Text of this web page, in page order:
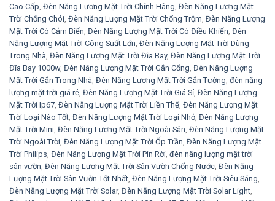
Cao Cấp, Đèn Năng Lượng Mặt Trời Chính Hãng, Đèn Năng Lượng Mặt
Trời Chống Chói, Đèn Năng Lượng Mặt Trời Chống Trộm, Đèn Năng Lượng
Mặt Trời Có Cảm Biến, Đèn Năng Lượng Mặt Trời Có Điều Khiển, Đèn
Năng Lượng Mặt Trời Công Suất Lớn, Đèn Năng Lượng Mặt Trời Dùng
Trong Nhà, Đèn Năng Lượng Mặt Trời Đĩa Bay, Đèn Năng Lượng Mặt Trời
Đĩa Bay 1000w, Đèn Năng Lượng Mặt Trời Gắn Cổng, Đèn Năng Lượng
Mặt Trời Gắn Trong Nhà, Đèn Năng Lượng Mặt Trời Gắn Tường, đèn năng
lượng mặt trời giá rẻ, Đèn Năng Lượng Mặt Trời Giá Sỉ, Đèn Năng Lượng
Mặt Trời Ip67, Đèn Năng Lượng Mặt Trời Liền Thể, Đèn Năng Lượng Mặt
Trời Loại Nào Tốt, Đèn Năng Lượng Mặt Trời Loại Nhỏ, Đèn Năng Lượng
Mặt Trời Mini, Đèn Năng Lượng Mặt Trời Ngoài Sân, Đèn Năng Lượng Mặt
Trời Ngoài Trời, Đèn Năng Lượng Mặt Trời Ốp Trần, Đèn Năng Lượng Mặt
Trời Philips, Đèn Năng Lượng Mặt Trời Pin Rời, đèn năng lượng mặt trời
sân vườn, Đèn Năng Lượng Mặt Trời Sân Vườn Chống Nước, Đèn Năng
Lượng Mặt Trời Sân Vườn Tốt Nhất, Đèn Năng Lượng Mặt Trời Siêu Sáng,
Đèn Năng Lượng Mặt Trời Solar, Đèn Năng Lượng Mặt Trời Solar Light,